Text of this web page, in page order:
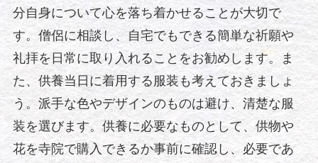
分自身について心を落ち着かせることが大切で
す。僧侶に相談し、自宅でもできる簡単な祈願や
礼拝を日常に取り入れることをお勧めします。ま
た、供養当日に着用する服装も考えておきましょ
う。派手な色やデザインのものは避け、清楚な服
装を選びます。供養に必要なものとして、供物や
花を寺院で購入できるか事前に確認し、必要であ